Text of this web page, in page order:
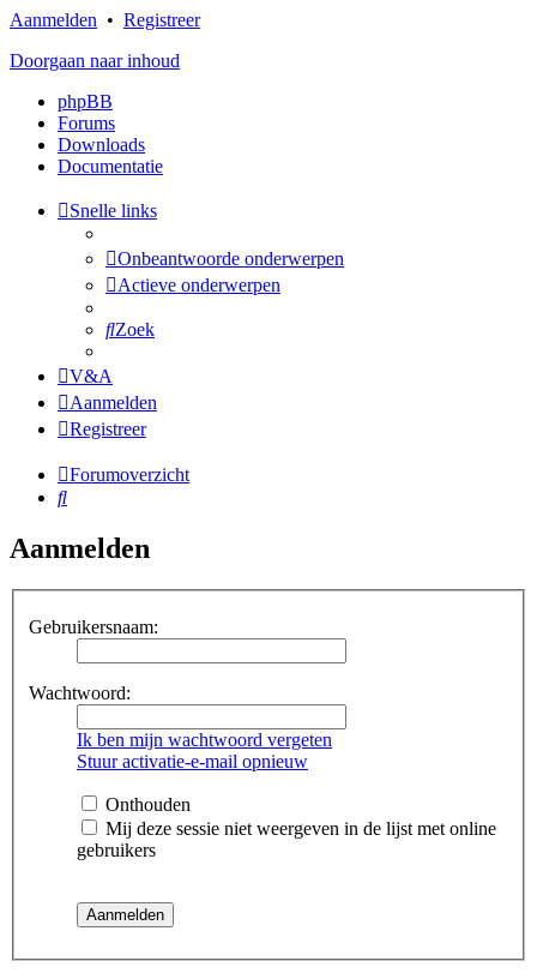
Aanmelden • Registreer
Doorgaan naar inhoud
phpBB
Forums
Downloads
Documentatie
Snelle links
Onbeantwoorde onderwerpen
Actieve onderwerpen
Zoek
V&A
Aanmelden
Registreer
Forumoverzicht
Zoek
Aanmelden
Gebruikersnaam:
Wachtwoord:
Ik ben mijn wachtwoord vergeten
Stuur activatie-e-mail opnieuw
Onthouden
Mij deze sessie niet weergeven in de lijst met online
gebruikers